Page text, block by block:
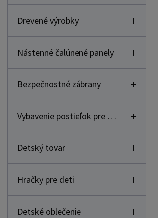
Drevené výrobky
Nástenné čalúnené panely
Bezpečnostné zábrany
Vybavenie postieľok pre deti
Detský tovar
Hračky pre deti
Detské oblečenie